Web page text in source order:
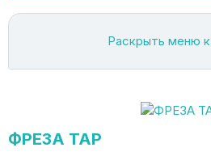
Раскрыть меню
ФРЕЗА TAP